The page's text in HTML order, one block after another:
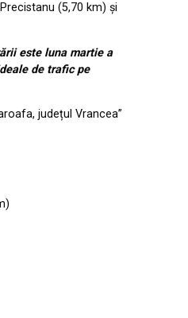
(5,70 km) și
este luna martie a
de trafic pe
județul Vrancea”